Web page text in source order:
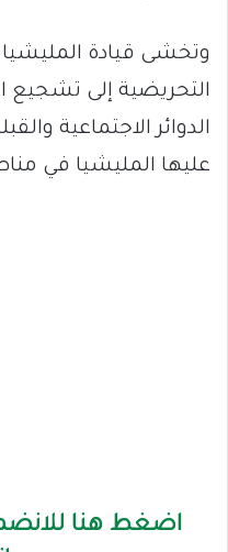
وتخشى قيادة
التحريضية إلى تشجيع
الدوائر الاجتماعية
عليها المليشيا في
اضغط هنا